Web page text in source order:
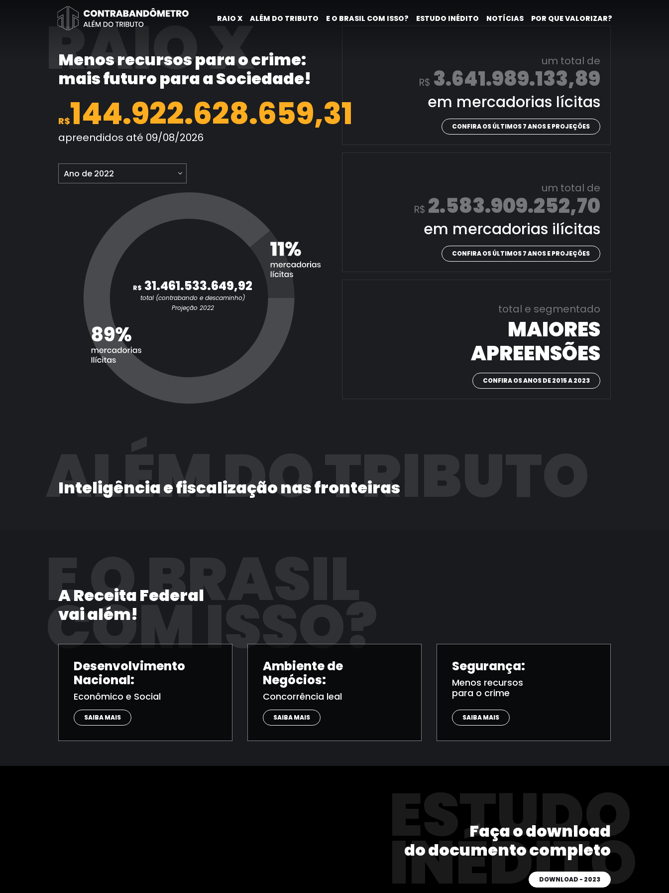
RAIO X ALÉM DO TRIBUTO E O BRASIL COM ISSO? ESTUDO INÉDITO NOTÍCIAS POR QUE VALORIZAR?
RAIO X
Menos recursos para o crime:
mais futuro para a Sociedade!
R$144.922.629.407,54
apreendidos até 09/08/2026
Ano de 2022
R$ 31.461.533.649,92
total (contrabando e descaminho)
Projeção 2022
um total de
R$ 3.641.989.133,89
em mercadorias lícitas
CONFIRA OS ÚLTIMOS 7 ANOS E PROJEÇÕES
um total de
R$ 2.583.909.252,70
em mercadorias ilícitas
CONFIRA OS ÚLTIMOS 7 ANOS E PROJEÇÕES
total e segmentado
MAIORES
APREENSÕES
CONFIRA OS ANOS DE 2015 A 2023
ALÉM DO TRIBUTO
Inteligência e fiscalização nas fronteiras
E O BRASIL
COM ISSO?
A Receita Federal
vai além!
Desenvolvimento
Nacional:
Econômico e Social
SAIBA MAIS
Ambiente de
Negócios:
Concorrência leal
SAIBA MAIS
Segurança:
Menos recursos
para o crime
SAIBA MAIS
ESTUDO
INÉDITO
Faça o download
do documento completo
DOWNLOAD - 2023